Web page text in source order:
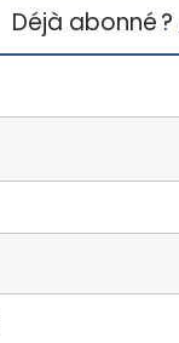
Déjà abonné ?